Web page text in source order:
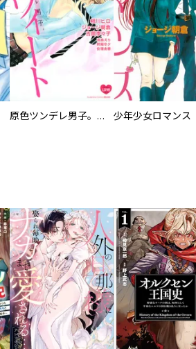
原色ツンデレ男子。 俺様スウィート 少年少女ロマンス